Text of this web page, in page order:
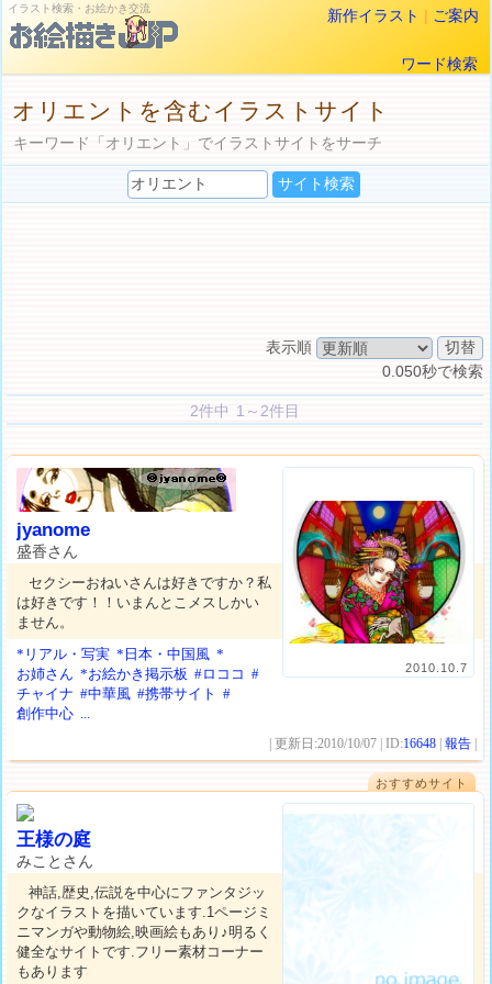
イラスト検索・お絵かき交流 新作イラスト | ご案内
ワード検索
オリエントを含むイラストサイト
キーワード「オリエント」でイラストサイトをサーチ
表示順
0.050秒で検索
2件中 1～2件目
2010.10.7
jyanome
盛香さん
セクシーおねいさんは好きですか？私
は好きです！！いまんとこメスしかい
ません。
*リアル・写実 *日本・中国風 *
お姉さん *お絵かき掲示板 #ロココ #
チャイナ #中華風 #携帯サイト
#
創作中心 ...
| 更新日:2010/10/07 | ID:16648 |報告
おすすめサイト
王様の庭
みことさん
神話,歴史,伝説を中心にファンタジッ
クなイラストを描いています.1ページミ
ニマンガや動物絵,映画絵もあり♪明るく
健全なサイトです.フリー素材コーナー
もあります